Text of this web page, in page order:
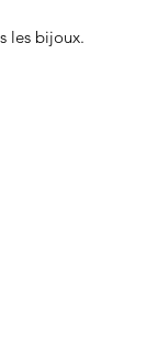
les bijoux.